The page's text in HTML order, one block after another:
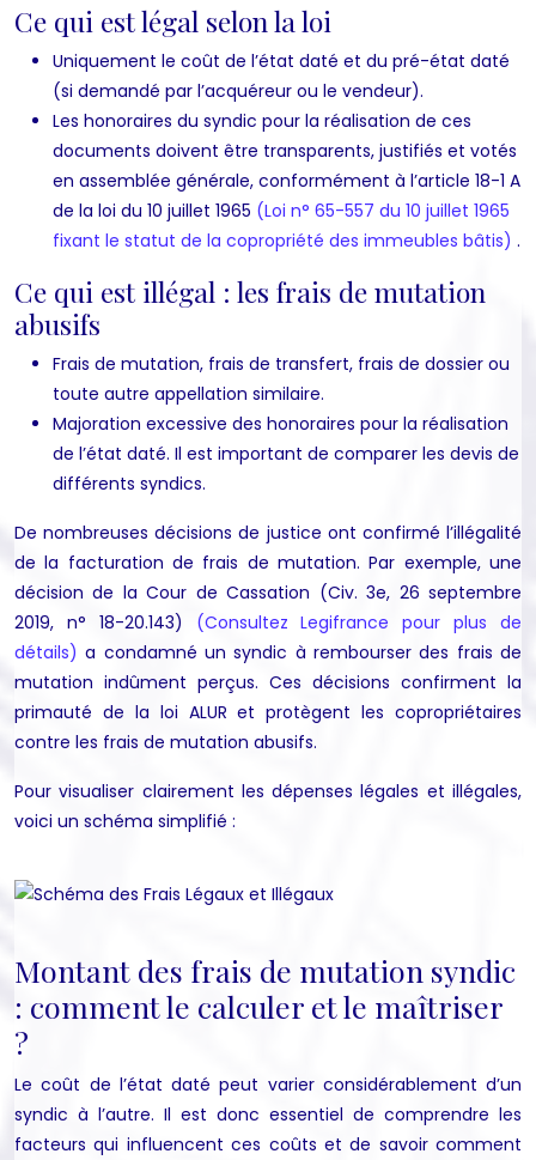
Ce qui est légal selon la loi
Uniquement le coût de l’état daté et du pré-état daté
(si demandé par l’acquéreur ou le vendeur).
Les honoraires du syndic pour la réalisation de ces
documents doivent être transparents, justifiés et votés
en assemblée générale, conformément à l’article 18-1 A
de la loi du 10 juillet 1965 (Loi n° 65-557 du 10 juillet 1965
fixant le statut de la copropriété des immeubles bâtis) .
Ce qui est illégal : les frais de mutation
abusifs
Frais de mutation, frais de transfert, frais de dossier ou
toute autre appellation similaire.
Majoration excessive des honoraires pour la réalisation
de l’état daté. Il est important de comparer les devis de
différents syndics.
De nombreuses décisions de justice ont confirmé l’illégalité
de la facturation de frais de mutation. Par exemple, une
décision de la Cour de Cassation (Civ. 3e, 26 septembre
2019, n° 18-20.143) (Consultez Legifrance pour plus de
détails)a condamné un syndic à rembourser des frais de
mutation indûment perçus. Ces décisions confirment la
primauté de la loi ALUR et protègent les copropriétaires
contre les frais de mutation abusifs.
Pour visualiser clairement les dépenses légales et illégales,
voici un schéma simplifié :
Montant des frais de mutation syndic
: comment le calculer et le maîtriser
?
Le coût de l’état daté peut varier considérablement d’un
syndic à l’autre. Il est donc essentiel de comprendre les
facteurs qui influencent ces coûts et de savoir comment